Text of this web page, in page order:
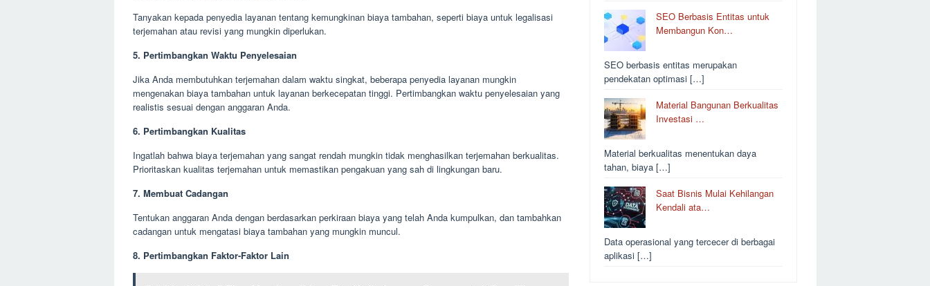
Tanyakan kepada penyedia layanan tentang kemungkinan biaya tambahan, seperti biaya untuk legalisasi
terjemahan atau revisi yang mungkin diperlukan.
5. Pertimbangkan Waktu Penyelesaian
Jika Anda membutuhkan terjemahan dalam waktu singkat, beberapa penyedia layanan mungkin
mengenakan biaya tambahan untuk layanan berkecepatan tinggi. Pertimbangkan waktu penyelesaian yang
realistis sesuai dengan anggaran Anda.
6. Pertimbangkan Kualitas
Ingatlah bahwa biaya terjemahan yang sangat rendah mungkin tidak menghasilkan terjemahan berkualitas.
Prioritaskan kualitas terjemahan untuk memastikan pengakuan yang sah di lingkungan baru.
7. Membuat Cadangan
Tentukan anggaran Anda dengan berdasarkan perkiraan biaya yang telah Anda kumpulkan, dan tambahkan
cadangan untuk mengatasi biaya tambahan yang mungkin muncul.
8. Pertimbangkan Faktor-Faktor Lain
SEO Berbasis Entitas untuk
Membangun Kon…
SEO berbasis entitas merupakan
pendekatan optimasi […]
Material Bangunan Berkualitas
Investasi …
Material berkualitas menentukan daya
tahan, biaya […]
Saat Bisnis Mulai Kehilangan
Kendali ata…
Data operasional yang tercecer di berbagai
aplikasi […]